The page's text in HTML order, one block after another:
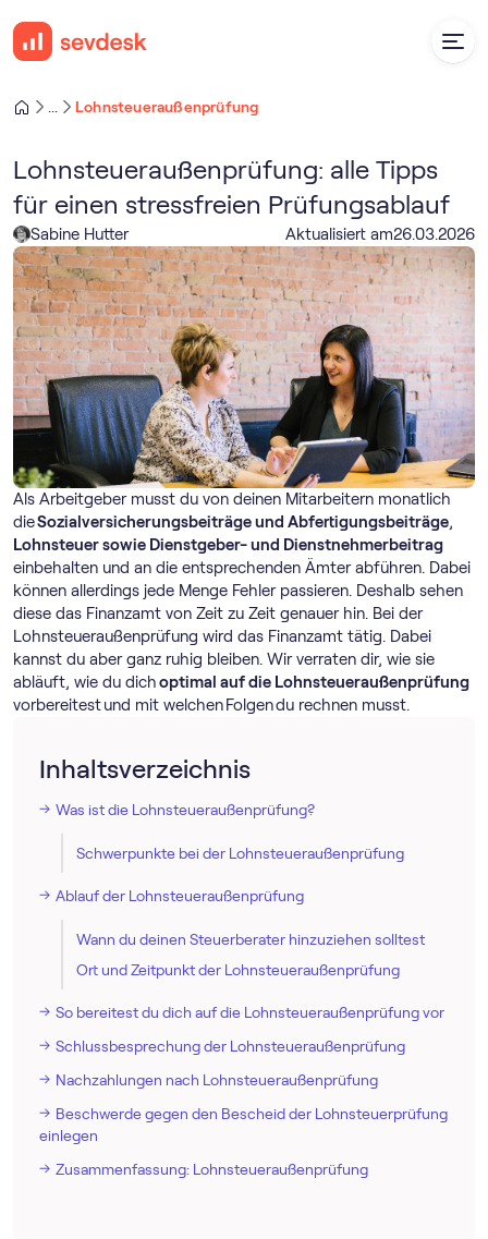
Lohnsteueraußenprüfung
Lohnsteueraußenprüfung: alle Tipps
für einen stressfreien Prüfungsablauf
Sabine Hutter Aktualisiert am26.03.2026
Als Arbeitgeber musst du von deinen Mitarbeitern monatlich
dieSozialversicherungsbeiträge und Abfertigungsbeiträge,
Lohnsteuer sowie Dienstgeber- und Dienstnehmerbeitrag
einbehalten und an die entsprechenden Ämter abführen. Dabei
können allerdings jede Menge Fehler passieren. Deshalb sehen
diese das Finanzamt von Zeit zu Zeit genauer hin. Bei der
Lohnsteueraußenprüfung wird das Finanzamt tätig. Dabei
kannst du aber ganz ruhig bleiben. Wir verraten dir, wie sie
abläuft, wie du dichoptimal auf die Lohnsteueraußenprüfung
vorbereitest und mit welchen Folgen du rechnen musst.
Inhaltsverzeichnis
Was ist die Lohnsteueraußenprüfung?
Schwerpunkte bei der Lohnsteueraußenprüfung
Ablauf der Lohnsteueraußenprüfung
Wann du deinen Steuerberater hinzuziehen solltest
Ort und Zeitpunkt der Lohnsteueraußenprüfung
So bereitest du dich auf die Lohnsteueraußenprüfung vor
Schlussbesprechung der Lohnsteueraußenprüfung
Nachzahlungen nach Lohnsteueraußenprüfung
Beschwerde gegen den Bescheid der Lohnsteuerprüfung
einlegen
Zusammenfassung: Lohnsteueraußenprüfung